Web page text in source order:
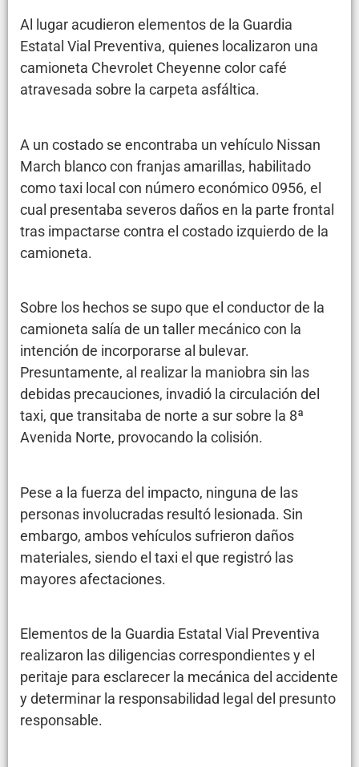
Al lugar acudieron elementos de la Guardia
Estatal Vial Preventiva, quienes localizaron una
camioneta Chevrolet Cheyenne color café
atravesada sobre la carpeta asfáltica.
A un costado se encontraba un vehículo Nissan
March blanco con franjas amarillas, habilitado
como taxi local con número económico 0956, el
cual presentaba severos daños en la parte frontal
tras impactarse contra el costado izquierdo de la
camioneta.
Sobre los hechos se supo que el conductor de la
camioneta salía de un taller mecánico con la
intención de incorporarse al bulevar.
Presuntamente, al realizar la maniobra sin las
debidas precauciones, invadió la circulación del
taxi, que transitaba de norte a sur sobre la 8ª
Avenida Norte, provocando la colisión.
Pese a la fuerza del impacto, ninguna de las
personas involucradas resultó lesionada. Sin
embargo, ambos vehículos sufrieron daños
materiales, siendo el taxi el que registró las
mayores afectaciones.
Elementos de la Guardia Estatal Vial Preventiva
realizaron las diligencias correspondientes y el
peritaje para esclarecer la mecánica del accidente
y determinar la responsabilidad legal del presunto
responsable.